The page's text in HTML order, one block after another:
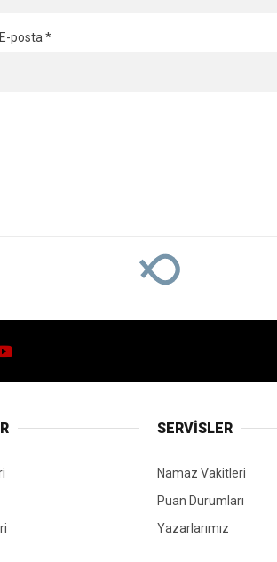
E-posta *
Canlı
Kazandı
canlı yayında